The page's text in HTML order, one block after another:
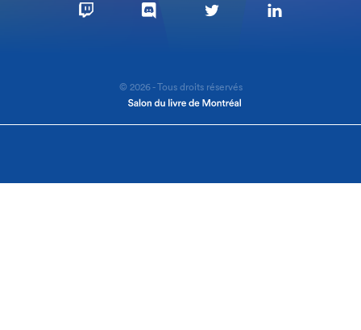
© 2026 - Tous droits réservés